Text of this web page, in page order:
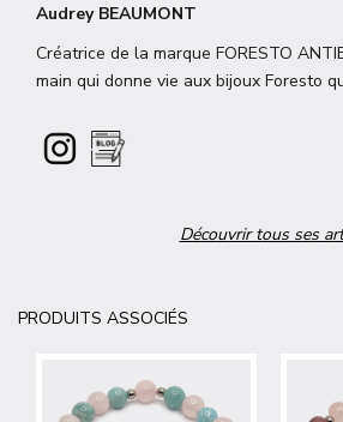
Audrey BEAUMONT
Créatrice de la marque FORESTO
main qui donne vie aux bijoux Foresto
Découvrir tous ses
PRODUITS ASSOCIÉS